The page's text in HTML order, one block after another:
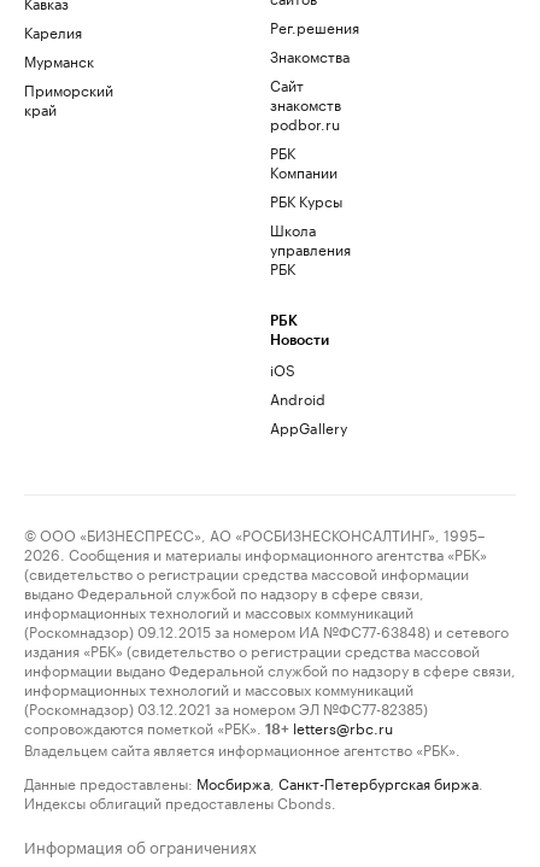
Карелия
Мурманск
Приморский
край
Рег.решения
Знакомства
Сайт
знакомств
podbor.ru
РБК
Компании
РБК Курсы
Школа
управления
РБК
РБК
Новости
iOS
Android
AppGallery
© ООО «БИЗНЕСПРЕСС», АО «РОСБИЗНЕСКОНСАЛТИНГ», 1995–
2026. Сообщения и материалы информационного агентства «РБК»
(свидетельство о регистрации средства массовой информации
выдано Федеральной службой по надзору в сфере связи,
информационных технологий и массовых коммуникаций
(Роскомнадзор) 09.12.2015 за номером ИА №ФС77-63848) и сетевого
издания «РБК» (свидетельство о регистрации средства массовой
информации выдано Федеральной службой по надзору в сфере связи,
информационных технологий и массовых коммуникаций
(Роскомнадзор) 03.12.2021 за номером ЭЛ №ФС77-82385)
сопровождаются пометкой «РБК».
18+ letters@rbc.ru
Владельцем сайта является информационное агентство «РБК».
Данные предоставлены: Мосбиржа Санкт-Петербургская биржа
Индексы облигаций предоставлены Cbonds.
Информация об ограничениях